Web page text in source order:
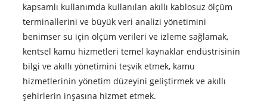
kapsamlı kullanımda kullanılan akıllı kablosuz ölçüm
terminallerini ve büyük veri analizi yönetimini
benimser su için ölçüm verileri ve izleme sağlamak,
kentsel kamu hizmetleri temel kaynaklar endüstrisinin
bilgi ve akıllı yönetimini teşvik etmek, kamu
hizmetlerinin yönetim düzeyini geliştirmek ve akıllı
şehirlerin inşasına hizmet etmek.